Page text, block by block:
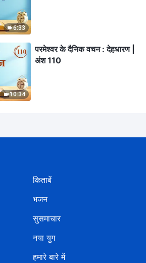
6:33
10:34
परमेश्वर के दैनिक वचन : देहधारण |
अंश 110
किताबें
भजन
सुसमाचार
नया युग
हमारे बारे में